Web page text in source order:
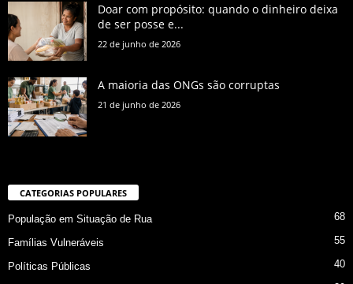
Doar com propósito: quando o dinheiro deixa
de ser posse e...
22 de junho de 2026
A maioria das ONGs são corruptas
21 de junho de 2026
CATEGORIAS POPULARES
População em Situação de Rua 68
Famílias Vulneráveis 55
Políticas Públicas 40